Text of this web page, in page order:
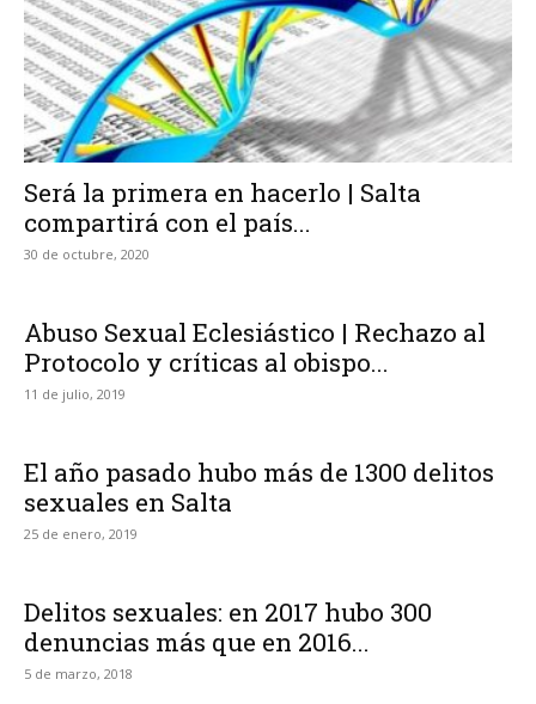
Será la primera en hacerlo | Salta
compartirá con el país...
30 de octubre, 2020
Abuso Sexual Eclesiástico | Rechazo al
Protocolo y críticas al obispo...
11 de julio, 2019
El año pasado hubo más de 1300 delitos
sexuales en Salta
25 de enero, 2019
Delitos sexuales: en 2017 hubo 300
denuncias más que en 2016...
5 de marzo, 2018